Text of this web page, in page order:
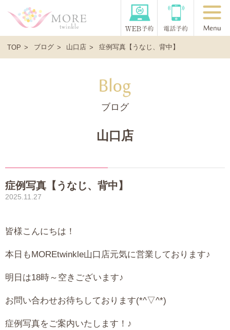
TOP ブログ 山口店 症例写真【うなじ、背中】
ブログ
山口店
症例写真【うなじ、背中】
2025.11.27
皆様こんにちは！
本日もMOREtwinkle山口店元気に営業しております♪
明日は18時～空きございます♪
お問い合わせお待ちしております(*^▽^*)
症例写真をご案内いたします！♪